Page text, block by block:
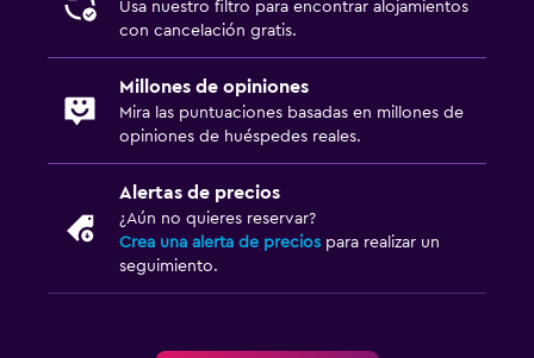
Usa nuestro filtro para encontrar alojamientos
con cancelación gratis.
Millones de opiniones
Mira las puntuaciones basadas en millones de
opiniones de huéspedes reales.
Alertas de precios
¿Aún no quieres reservar?
Crea una alerta de precios para realizar un
seguimiento.